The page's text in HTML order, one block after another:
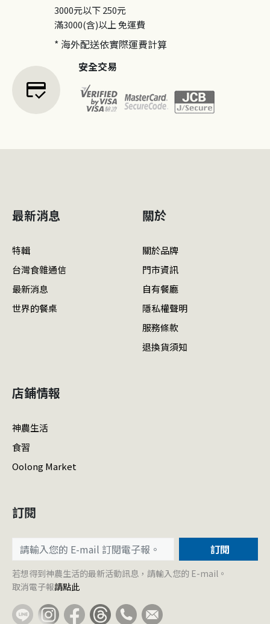
3000元以下250元
滿3000(含)以上免運費
* 海外配送依實際運費計算
credit_score
安全交易
最新消息
特輯
台灣食雜通信
最新消息
世界的餐桌
關於
關於品牌
門市資訊
自有餐廳
隱私權聲明
服務條款
退換貨須知
店鋪情報
神農生活
食習
Oolong Market
訂閱
訂閱
若想得到神農生活的最新活動訊息，請輸入您的 E-mail。
取消電子報請點此